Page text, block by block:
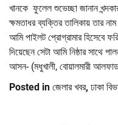
খানকে ফুলেল শুভেচ্ছা জানান
ক্ষমতাধর ব্যক্তির তালিকায় তার
আমি পাইলট প্রোগ্রামার হিসেবে
দিয়েছেন সেটা আমি নিষ্ঠার সাথে
আসন- (মধুখালী, বোয়ালমারী
Posted in জেলার খবর, ঢাকা